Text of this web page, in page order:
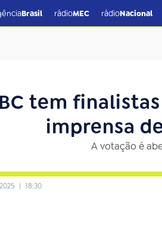
Brasil rádioMEC rádioNacional
tem
imprensa
A votação é
| 18:30